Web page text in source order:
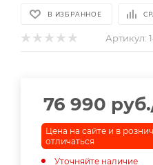
В ИЗБРАННОЕ
Артикул:
76 990 руб.
Цена на сайте и в
отличаться
Уточняйте наличие